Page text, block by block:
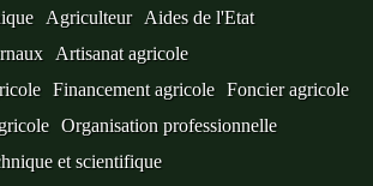
Agriculteur
Aides de l'Etat
Artisanat agricole
Financement agricole Foncier agricole
Organisation professionnelle
et scientifique